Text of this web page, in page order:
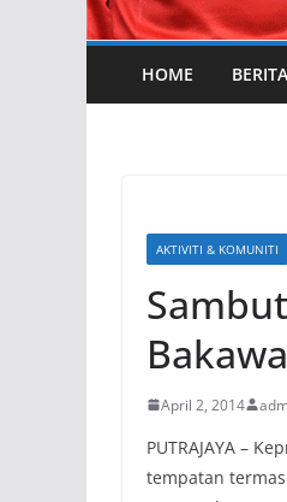
HOME BERITA
AKTIVITI & KOMUNITI
April 2, 2014
PUTRAJAYA –
tempatan